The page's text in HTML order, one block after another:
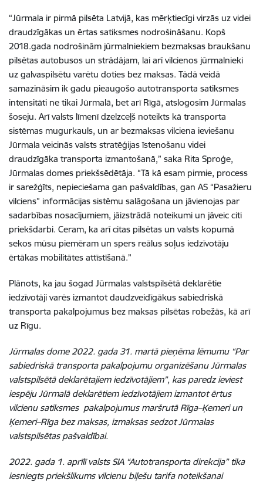
“Jūrmala ir pirmā pilsēta Latvijā, kas mērķtiecīgi virzās uz videi
draudzīgākas un ērtas satiksmes nodrošināšanu. Kopš
2018.gada nodrošinām jūrmalniekiem bezmaksas braukšanu
pilsētas autobusos un strādājam, lai arī vilcienos jūrmalnieki
uz galvaspilsētu varētu doties bez maksas. Tādā veidā
samazināsim ik gadu pieaugošo autotransporta satiksmes
intensitāti ne tikai Jūrmalā, bet arī Rīgā, atslogosim Jūrmalas
šoseju. Arī valsts līmenī dzelzceļš noteikts kā transporta
sistēmas mugurkauls, un ar bezmaksas vilciena ieviešanu
Jūrmala veicinās valsts stratēģijas īstenošanu videi
draudzīgāka transporta izmantošanā,” saka Rita Sproģe,
Jūrmalas domes priekšsēdētāja. “Tā kā esam pirmie, process
ir sarežģīts, nepieciešama gan pašvaldības, gan AS “Pasažieru
vilciens” informācijas sistēmu salāgošana un jāvienojas par
sadarbības nosacījumiem, jāizstrādā noteikumi un jāveic citi
priekšdarbi. Ceram, ka arī citas pilsētas un valsts kopumā
sekos mūsu piemēram un spers reālus soļus iedzīvotāju
ērtākas mobilitātes attīstīšanā.”
Plānots, ka jau šogad Jūrmalas valstspilsētā deklarētie
iedzīvotāji varēs izmantot daudzveidīgākus sabiedriskā
transporta pakalpojumus bez maksas pilsētas robežās, kā arī
uz Rīgu.
Jūrmalas dome 2022. gada 31. martā pieņēma lēmumu “Par
sabiedriskā transporta pakalpojumu organizēšanu Jūrmalas
valstspilsētā deklarētajiem iedzīvotājiem”, kas paredz ieviest
iespēju Jūrmalā deklarētiem iedzīvotājiem izmantot ērtus
vilcienu satiksmes pakalpojumus maršrutā Rīga–Ķemeri un
Ķemeri–Rīga bez maksas, izmaksas sedzot Jūrmalas
valstspilsētas pašvaldībai.
2022. gada 1. aprīlī valsts SIA “Autotransporta direkcija” tika
iesniegts priekšlikums vilcienu biļešu tarifa noteikšanai